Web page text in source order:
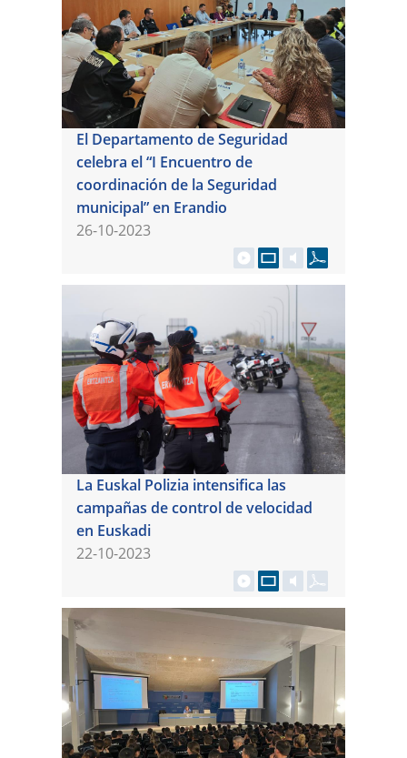
El Departamento de Seguridad
celebra el “I Encuentro de
coordinación de la Seguridad
municipal” en Erandio
26-10-2023
La Euskal Polizia intensifica las
campañas de control de velocidad
en Euskadi
22-10-2023